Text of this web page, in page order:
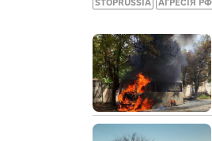
STOPRUSSIA АГРЕСІЯ РФ